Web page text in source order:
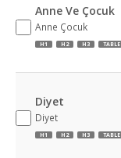
Anne Ve Çocuk
Anne Çocuk
H1 H2 H3 TABLE
Diyet
Diyet
H1 H2 H3 TABLE